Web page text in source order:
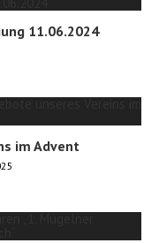
11.06.2024
im Advent